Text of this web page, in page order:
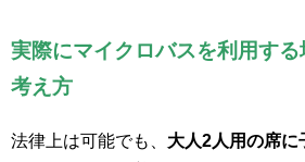
実際にマイクロバスを利用す
考え方
法律上は可能でも、 大人2人用の席に